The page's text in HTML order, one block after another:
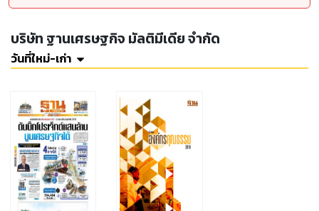
บริษัท ฐานเศรษฐกิจ มัลติมีเดีย จำกัด
วันที่ใหม่-เก่า